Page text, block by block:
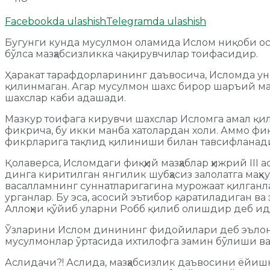
Facebookda ulashishTelegramda ulashish
Бугунги кунда мусулмон оламида Ислом ниқоби
бўлса мазҳабcизликка чақирувчилар тоифасидир.
Ҳаракат тарафдорларининг даъвосича, Исломда
қилинмаган. Агар мусулмон шахс бирор шаръий
шахслар каби адашади.
Мазкур тоифага кирувчи шахслар Исломга амал
фикрича, бу икки манба хатолардан холи. Аммо
фикрларига тақлид қилиниши билан
Қолаверса, Исломдаги фиқҳий мазҳаблар ҳижрий
динга киритилган янгилик шубҳасиз залолатга
васалламнинг суннатларигагина мурожаат
урганлар. Бу эса, асосий эътибор қаратиладиган
Аллоҳни қўйиб уларни Робб қилиб олишдир деб
Ўзларини Ислом динининг фидойилари деб эълон
мусулмонлар ўртасида ихтилофга замин бўлиши
Аслидачи?! Аслида, мазҳабсизлик даъвосини